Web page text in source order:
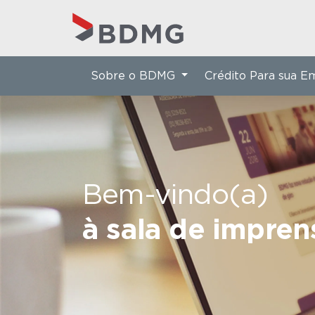
Bem-vindo(a)
à sala de
Sobre o BDMG Crédito Para sua